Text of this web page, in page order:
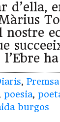
d’ella,
nostre
l’Ebre
, Premsa
poesia,
burgos